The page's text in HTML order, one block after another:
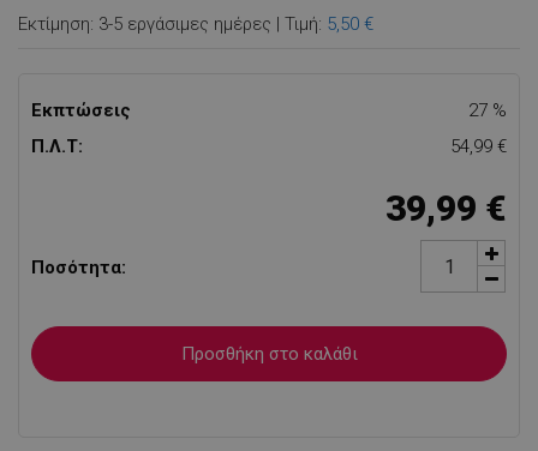
Εκτίμηση: 3-5 εργάσιμες ημέρες | Τιμή: 5,50 €
Εκπτώσεις
27 %
Π.Λ.Τ:
54,99 €
39,99 €
Ποσότητα:
Προσθήκη στο καλάθι